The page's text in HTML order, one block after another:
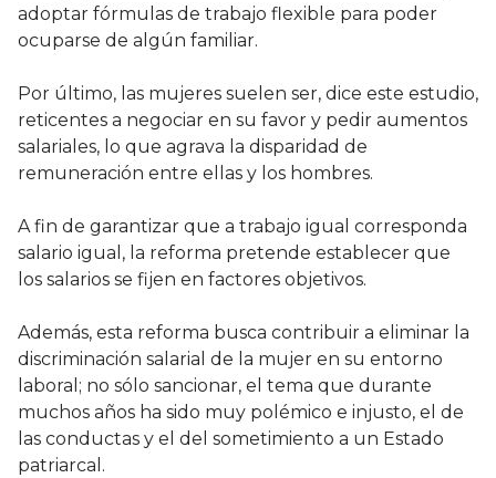
adoptar fórmulas de trabajo flexible para poder
ocuparse de algún familiar.
Por último, las mujeres suelen ser, dice este estudio,
reticentes a negociar en su favor y pedir aumentos
salariales, lo que agrava la disparidad de
remuneración entre ellas y los hombres.
A fin de garantizar que a trabajo igual corresponda
salario igual, la reforma pretende establecer que
los salarios se fijen en factores objetivos.
Además, esta reforma busca contribuir a eliminar la
discriminación salarial de la mujer en su entorno
laboral; no sólo sancionar, el tema que durante
muchos años ha sido muy polémico e injusto, el de
las conductas y el del sometimiento a un Estado
patriarcal.